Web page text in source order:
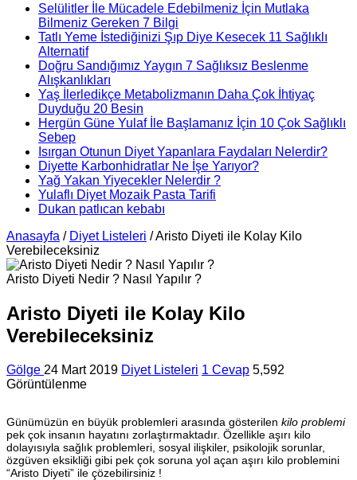
Selülitler İle Mücadele Edebilmeniz İçin Mutlaka
Bilmeniz Gereken 7 Bilgi
Tatlı Yeme İstediğinizi Şıp Diye Kesecek 11 Sağlıklı
Alternatif
Doğru Sandığımız Yaygın 7 Sağlıksız Beslenme
Alışkanlıkları
Yaş İlerledikçe Metabolizmanın Daha Çok İhtiyaç
Duyduğu 20 Besin
Hergün Güne Yulaf İle Başlamanız İçin 10 Çok Sağlıklı
Sebep
Isırgan Otunun Diyet Yapanlara Faydaları Nelerdir?
Diyette Karbonhidratlar Ne İşe Yarıyor?
Yağ Yakan Yiyecekler Nelerdir ?
Yulaflı Diyet Mozaik Pasta Tarifi
Dukan patlıcan kebabı
Anasayfa / Diyet Listeleri /Aristo Diyeti ile Kolay Kilo
Verebileceksiniz
Aristo Diyeti Nedir ? Nasıl Yapılır ?
Aristo Diyeti ile Kolay Kilo
Verebileceksiniz
Gölge 24 Mart 2019 Diyet Listeleri 1 Cevap 5,592
Görüntülenme
Günümüzün en büyük problemleri arasında gösterilen kilo problemi
pek çok insanın hayatını zorlaştırmaktadır. Özellikle aşırı kilo
dolayısıyla sağlık problemleri, sosyal ilişkiler, psikolojik sorunlar,
özgüven eksikliği gibi pek çok soruna yol açan aşırı kilo problemini
“Aristo Diyeti” ile çözebilirsiniz !